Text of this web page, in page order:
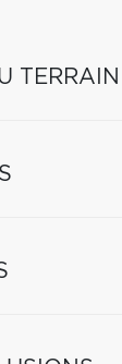
TERRAIN